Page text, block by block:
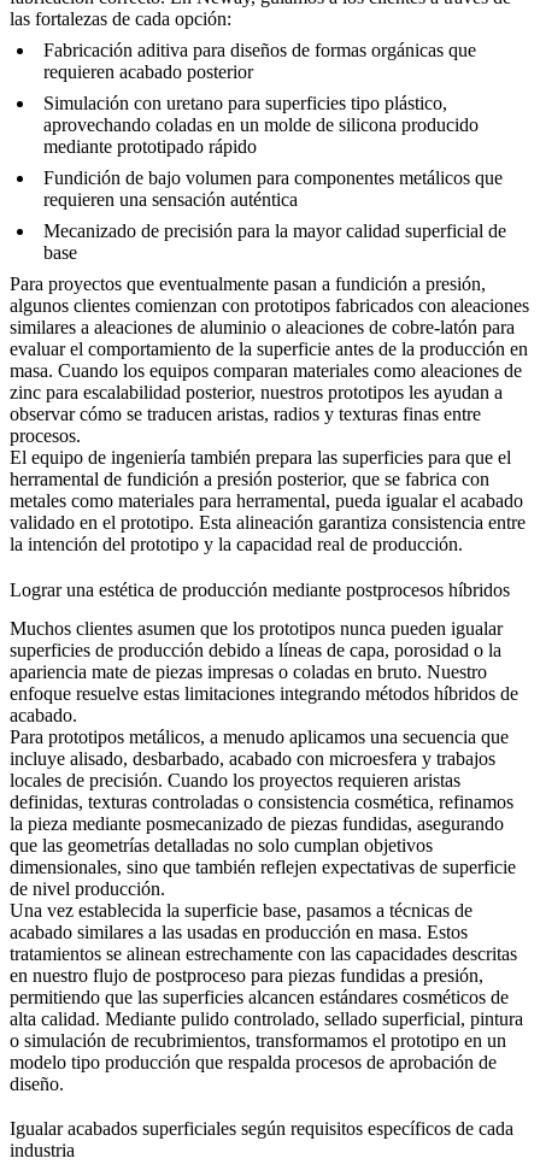
las fortalezas de cada opción:
Fabricación aditiva para diseños de formas orgánicas que
requieren acabado posterior
Simulación con uretano para superficies tipo plástico,
aprovechando coladas en un molde de silicona producido
mediante prototipado rápido
Fundición de bajo volumen para componentes metálicos que
requieren una sensación auténtica
Mecanizado de precisión para la mayor calidad superficial de
base
Para proyectos que eventualmente pasan a fundición a presión,
algunos clientes comienzan con prototipos fabricados con aleaciones
similares a aleaciones de aluminio o aleaciones de cobre-latón para
evaluar el comportamiento de la superficie antes de la producción en
masa. Cuando los equipos comparan materiales como aleaciones de
zinc para escalabilidad posterior, nuestros prototipos les ayudan a
observar cómo se traducen aristas, radios y texturas finas entre
procesos.
El equipo de ingeniería también prepara las superficies para que el
herramental de fundición a presión posterior, que se fabrica con
metales como materiales para herramental, pueda igualar el acabado
validado en el prototipo. Esta alineación garantiza consistencia entre
la intención del prototipo y la capacidad real de producción.
Lograr una estética de producción mediante postprocesos híbridos
Muchos clientes asumen que los prototipos nunca pueden igualar
superficies de producción debido a líneas de capa, porosidad o la
apariencia mate de piezas impresas o coladas en bruto. Nuestro
enfoque resuelve estas limitaciones integrando métodos híbridos de
acabado.
Para prototipos metálicos, a menudo aplicamos una secuencia que
incluye alisado, desbarbado, acabado con microesfera y trabajos
locales de precisión. Cuando los proyectos requieren aristas
definidas, texturas controladas o consistencia cosmética, refinamos
la pieza mediante posmecanizado de piezas fundidas, asegurando
que las geometrías detalladas no solo cumplan objetivos
dimensionales, sino que también reflejen expectativas de superficie
de nivel producción.
Una vez establecida la superficie base, pasamos a técnicas de
acabado similares a las usadas en producción en masa. Estos
tratamientos se alinean estrechamente con las capacidades descritas
en nuestro flujo de postproceso para piezas fundidas a presión,
permitiendo que las superficies alcancen estándares cosméticos de
alta calidad. Mediante pulido controlado, sellado superficial, pintura
o simulación de recubrimientos, transformamos el prototipo en un
modelo tipo producción que respalda procesos de aprobación de
diseño.
Igualar acabados superficiales según requisitos específicos de cada
industria